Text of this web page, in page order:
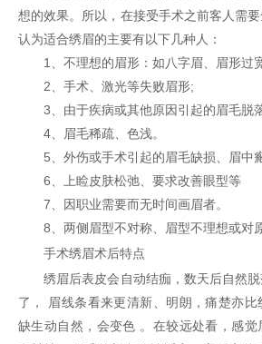
想的效果。所以，在接受手术之前客人需
认为适合绣眉的主要有以下几种人：
1、不理想的眉形：如八字眉、眉形过
2、手术、激光等失败眉形;
3、由于疾病或其他原因引起的眉毛脱落
4、眉毛稀疏、色浅。
5、外伤或手术引起的眉毛缺损、眉中瘢
6、上睑皮肤松弛、要求改善眼型等
7、因职业需要而无时间画眉者。
8、两侧眉型不对称、眉型不理想或对原
手术绣眉术后特点
绣眉后表皮会自动结痂，数天后自然脱
了， 眉线条看来更清新、明朗，痛楚亦比
缺生动自然，会变色 。在较远处看，感